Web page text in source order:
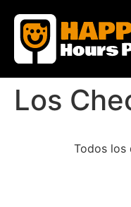
Los
Todos los